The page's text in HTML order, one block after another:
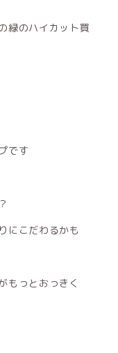
緑のハイカット買
です
にこだわるかも
もっとおっきく